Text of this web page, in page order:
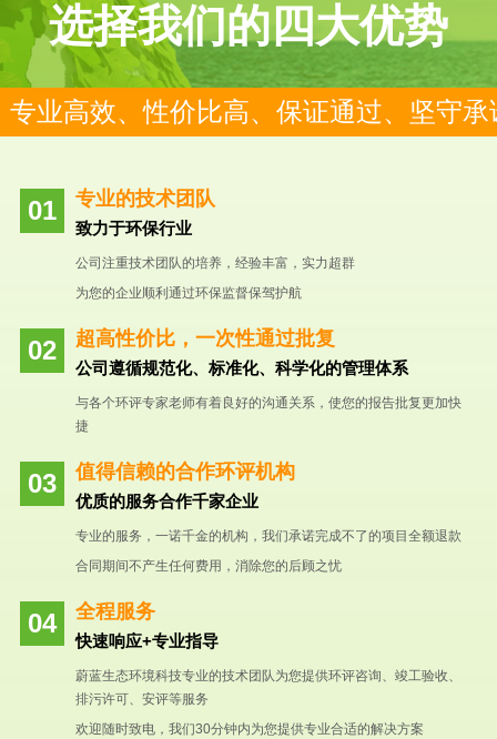
选择我们的四大优势
专业高效、性价比高、保证通过、坚守承
专业的技术团队
致力于环保行业
公司注重技术团队的培养，经验丰富，实力超群
为您的企业顺利通过环保监督保驾护航
超高性价比，一次性通过批复
公司遵循规范化、标准化、科学化的管理体系
与各个环评专家老师有着良好的沟通关系，使您的报告批复更加快
捷
值得信赖的合作环评机构
优质的服务合作千家企业
专业的服务，一诺千金的机构，我们承诺完成不了的项目全额退款
合同期间不产生任何费用，消除您的后顾之忧
全程服务
快速响应+专业指导
蔚蓝生态环境科技专业的技术团队为您提供环评咨询、竣工验收、
排污许可、安评等服务
欢迎随时致电，我们30分钟内为您提供专业合适的解决方案